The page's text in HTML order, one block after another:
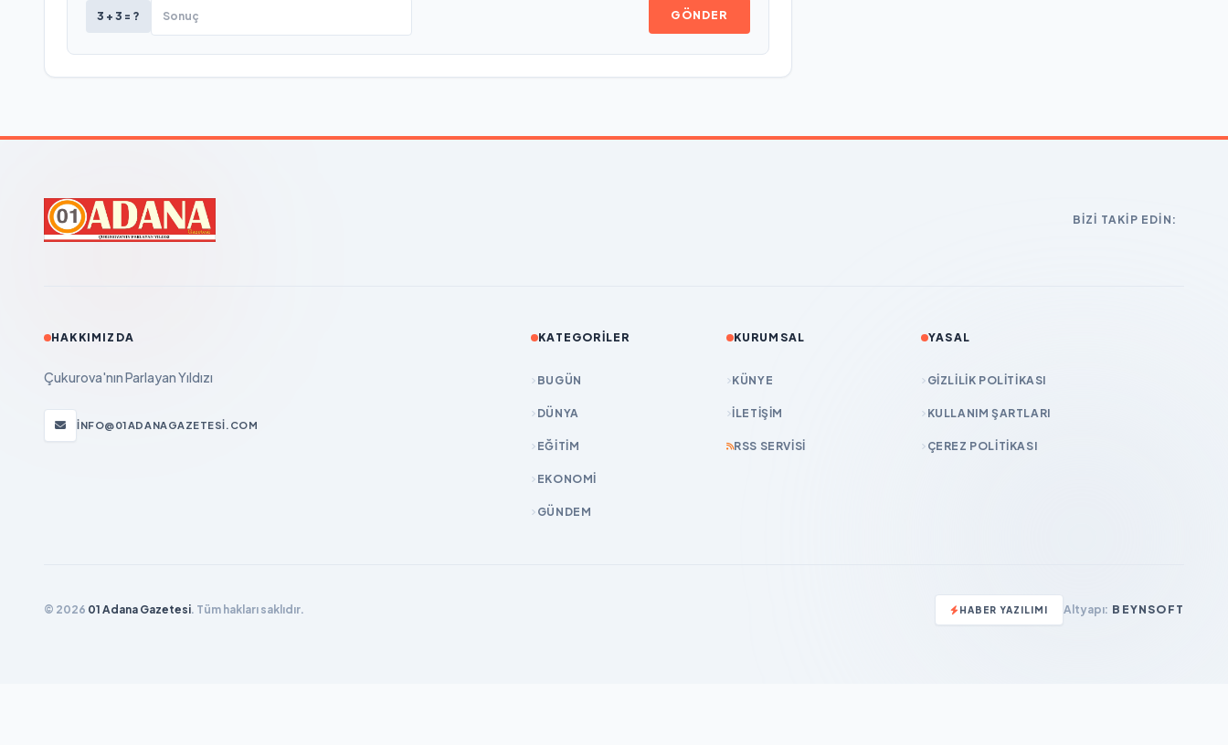
3 + 3 = ? GÖNDER
BIZI TAKIP EDIN:
HAKKIMIZDA
Çukurova'nın Parlayan Yıldızı
INFO@01ADANAGAZETESI.COM
KATEGORILER
BUGÜN
DÜNYA
EĞİTİM
EKONOMİ
GÜNDEM
KURUMSAL
KÜNYE
İLETIŞIM
RSS SERVISI
YASAL
GIZLILIK POLITIKASI
KULLANIM ŞARTLARI
ÇEREZ POLITIKASI
© 2026 01 Adana Gazetesi. Tüm hakları saklıdır. HABER YAZILIMI Altyapı: BEYNSOFT